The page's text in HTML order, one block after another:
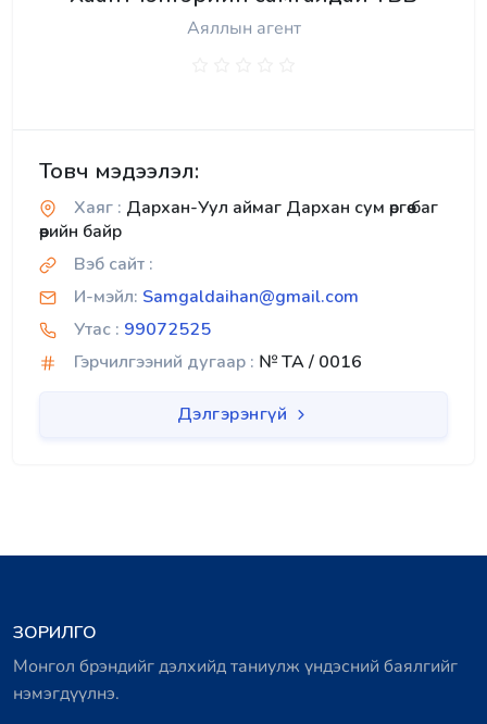
Аяллын агент
Товч мэдээлэл:
Хаяг : Дархан-Уул аймаг Дархан сум өргөө баг
өөрийн байр
Вэб сайт :
И-мэйл: Samgaldaihan@gmail.com
Утас : 99072525
Гэрчилгээний дугаар : № TA / 0016
Дэлгэрэнгүй
ЗОРИЛГО
Монгол брэндийг дэлхийд таниулж үндэсний баялгийг
нэмэгдүүлнэ.